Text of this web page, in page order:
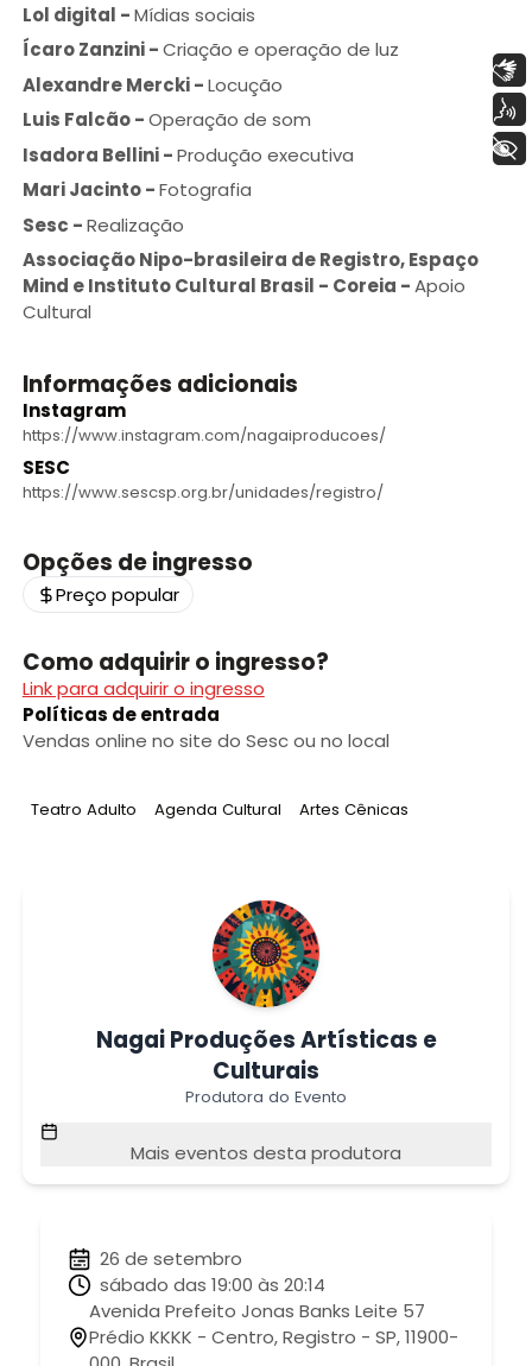
Lol digital -Mídias sociais
Ícaro Zanzini-Criação e operação de luz
Alexandre Mercki-Locução
Luis Falcão-Operação de som
Isadora Bellini-Produção executiva
Mari Jacinto-Fotografia
Sesc -Realização
Associação Nipo-brasileira de Registro, Espaço
Mind e Instituto Cultural Brasil - Coreia -Apoio
Cultural
Informações adicionais
Instagram
https://www.instagram.com/nagaiproducoes/
SESC
https://www.sescsp.org.br/unidades/registro/
Opções de ingresso
Preço popular
Como adquirir o ingresso?
Link para adquirir o ingresso
Políticas de entrada
Vendas online no site do Sesc ou no local
Tag:
Teatro Adulto Tag:
Agenda Cultural Tag:
Artes Cênicas
Nagai Produções Artísticas e
Culturais
Produtora do Evento
Mais eventos desta produtora
26 de setembro
sábado das 19:00 às 20:14
Avenida Prefeito Jonas Banks Leite 57
Prédio KKKK - Centro, Registro - SP, 11900-
+ Acessibilidade